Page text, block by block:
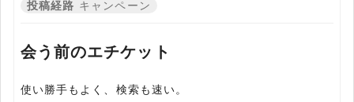
投稿経路 キャンペーン
会う前のエチケット
使い勝手もよく、検索も速い。